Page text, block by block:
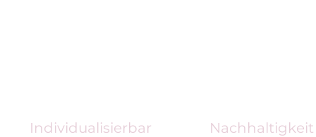
Individualisierbar Nachhaltigkeit